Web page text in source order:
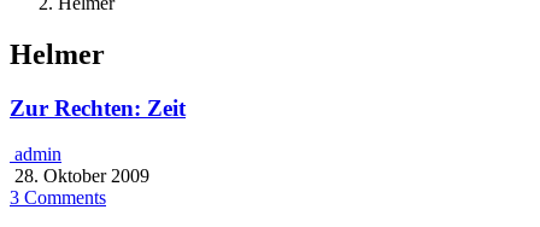
Helmer
Zur Rechten: Zeit
admin
28. Oktober 2009
3 Comments